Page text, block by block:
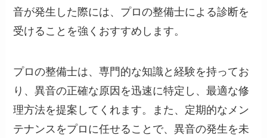
音が発生した際には、プロの整備士による診断を
受けることを強くおすすめします。
プロの整備士は、専門的な知識と経験を持ってお
り、異音の正確な原因を迅速に特定し、最適な修
理方法を提案してくれます。また、定期的なメン
テナンスをプロに任せることで、異音の発生を未